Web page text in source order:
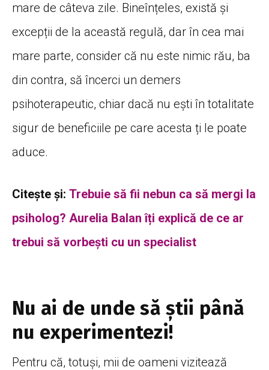
mare de câteva zile. Bineînțeles, există și
excepții de la această regulă, dar în cea mai
mare parte, consider că nu este nimic rău, ba
din contra, să încerci un demers
psihoterapeutic, chiar dacă nu ești în totalitate
sigur de beneficiile pe care acesta ți le poate
aduce.
Citește și: Trebuie să fii nebun ca să mergi la
psiholog? Aurelia Balan îți explică de ce ar
trebui să vorbești cu un specialist
Nu ai de unde să știi până
nu experimentezi!
Pentru că, totuși, mii de oameni vizitează